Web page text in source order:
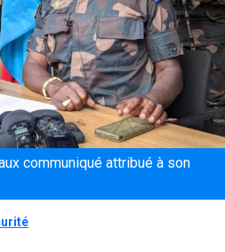
communiqué attribué à son